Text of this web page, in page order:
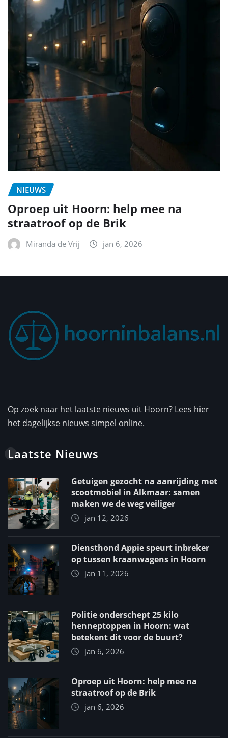
NIEUWS
Oproep uit Hoorn: help mee na
straatroof op de Brik
Miranda de Vrij jan 6, 2026
Op zoek naar het laatste nieuws uit Hoorn? Lees hier
het dagelijkse nieuws simpel online.
Laatste Nieuws
Getuigen gezocht na aanrijding met
scootmobiel in Alkmaar: samen
maken we de weg veiliger
jan 12, 2026
Diensthond Appie speurt inbreker
op tussen kraanwagens in Hoorn
jan 11, 2026
Politie onderschept 25 kilo
henneptoppen in Hoorn: wat
betekent dit voor de buurt?
jan 6, 2026
Oproep uit Hoorn: help mee na
straatroof op de Brik
jan 6, 2026